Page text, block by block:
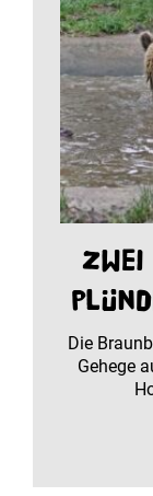
Die
Gehege